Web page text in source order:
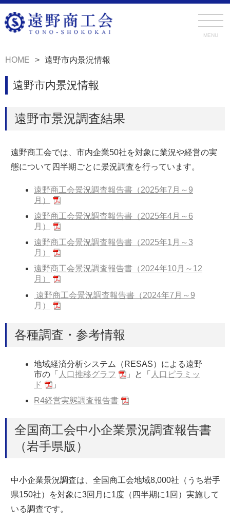
MENU
HOME 遠野市内景況情報
遠野市内景況情報
遠野市景況調査結果
遠野商工会では、市内企業50社を対象に業況や経営の実
態について四半期ごとに景況調査を行っています。
遠野商工会景況調査報告書（2025年7月～9
月）
遠野商工会景況調査報告書（2025年4月～6
月）
遠野商工会景況調査報告書（2025年1月～3
月）
遠野商工会景況調査報告書（2024年10月～12
月）
遠野商工会景況調査報告書（2024年7月～9
月）
各種調査・参考情報
地域経済分析システム（RESAS）による遠野
市の「 人口推移グラフ 」と「 人口ピラミッ
ド
」
R4経営実態調査報告書
全国商工会中小企業景況調査報告書
（岩手県版）
中小企業景況調査は、全国商工会地域8,000社（うち岩手
県150社）を対象に3回月に1度（四半期に1回）実施して
いる調査です。